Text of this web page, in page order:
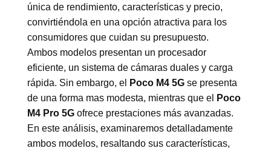
única de rendimiento, características y precio,
convirtiéndola en una opción atractiva para los
consumidores que cuidan su presupuesto.
Ambos modelos presentan un procesador
eficiente, un sistema de cámaras duales y carga
rápida. Sin embargo, el
Poco M4 5G se presenta
de una forma mas modesta, mientras que el
Poco
M4 Pro 5G ofrece prestaciones más avanzadas.
En este análisis, examinaremos detalladamente
ambos modelos, resaltando sus características,